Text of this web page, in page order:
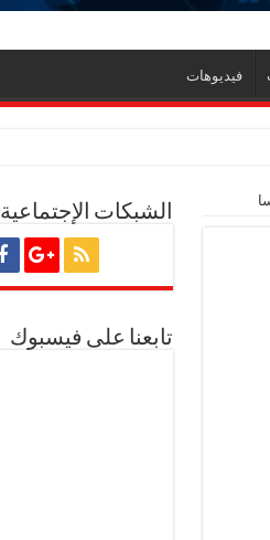
فيديوهات
قبرص بالبنية التحتية المصرية
الشبكات الإجتماعية
تابعنا على فيسبوك